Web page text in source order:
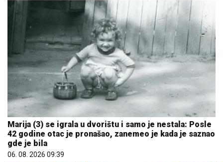
Marija (3) se igrala u dvorištu i samo je nestala: Posle
42 godine otac je pronašao, zanemeo je kada je saznao
gde je bila
06. 08. 2026 09:39